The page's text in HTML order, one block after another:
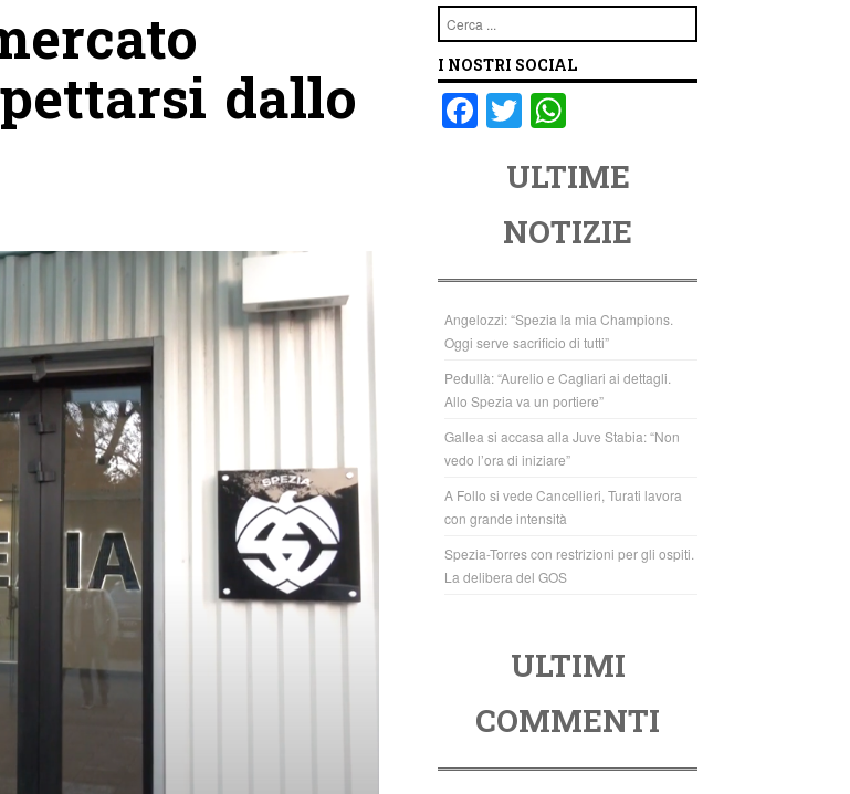
dallo
Cerca
I NOSTRI SOCIAL
F
o
o
k
T
tt
er
at
s
A
p
p
ULTIME
NOTIZIE
Angelozzi: “Spezia la mia Champions.
Oggi serve sacrificio di tutti”
Pedullà: “Aurelio e Cagliari ai dettagli.
Allo Spezia va un portiere”
Gallea si accasa alla Juve Stabia: “Non
vedo l’ora di iniziare”
A Follo si vede Cancellieri, Turati lavora
con grande intensità
Spezia-Torres con restrizioni per gli ospiti.
La delibera del GOS
ULTIMI
COMMENTI